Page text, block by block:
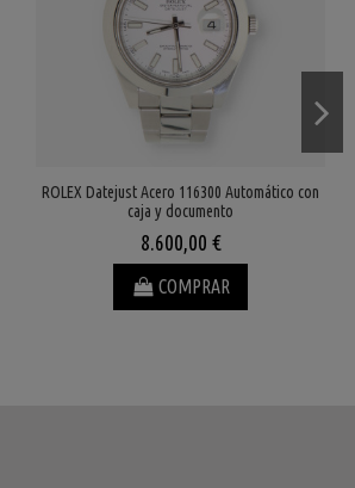
ROLEX Datejust Acero 116300 Automático con
caja y documento
8.600,00 €
COMPRAR